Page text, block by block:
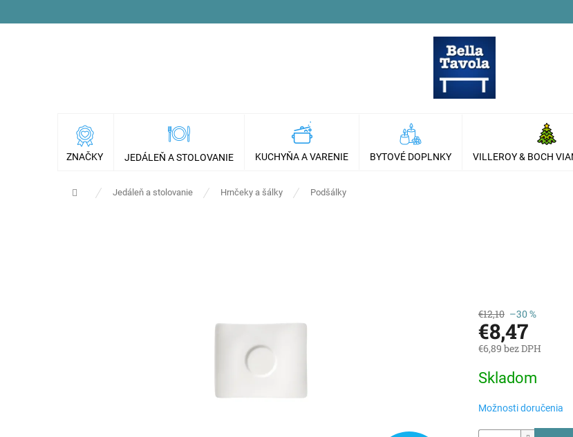
ZNAČKY JEDÁLEŇ A STOLOVANIE KUCHYŇA A VARENIE BYTOVÉ DOPLNKY VILLEROY & BOCH
Domov Jedáleň a stolovanie Hrnčeky a šálky Podšálky
€12,10 –30 %
€8,47
€6,89 bez DPH
cena:
Skladom
Možnosti doručenia